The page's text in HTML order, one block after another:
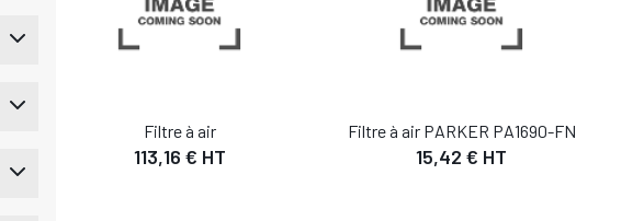
Filtre à air
113,16 € HT
Filtre à air PARKER PA1690-FN
15,42 € HT